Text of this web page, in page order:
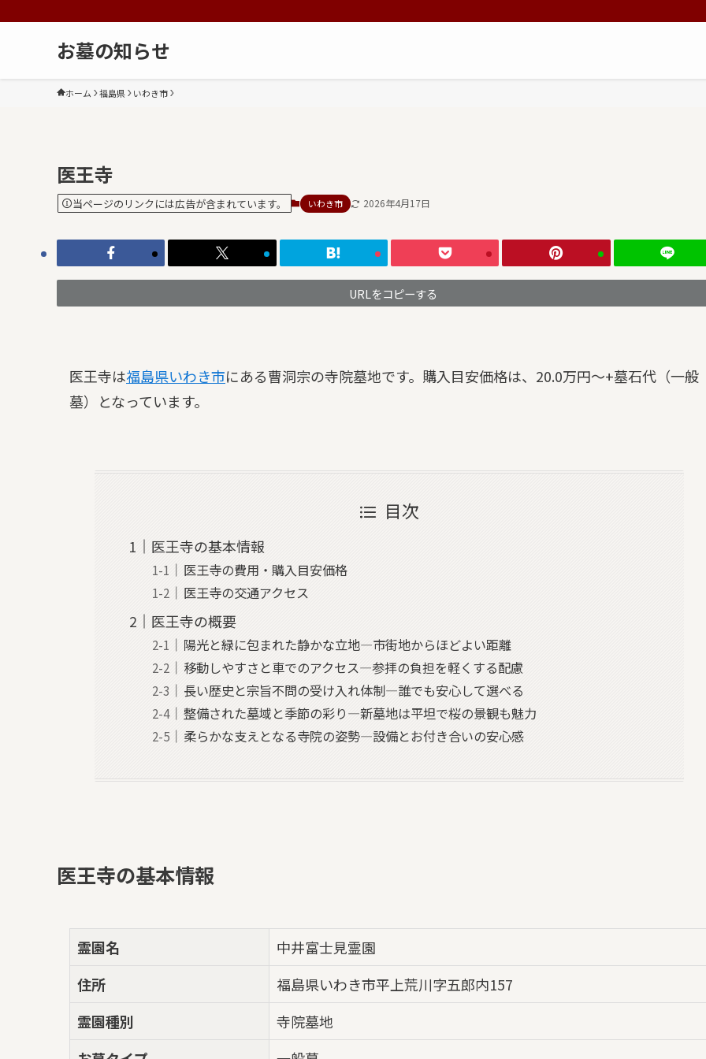
お墓の知らせ
ホーム 福島県 いわき市
医王寺
当ページのリンクには広告が含まれています。 いわき市 2026年4月17日
URLをコピーする
医王寺は福島県いわき市にある曹洞宗の寺院墓地です。購入目安価格は、20.0万円～+墓石代（一般
墓）となっています。
目次
医王寺の基本情報
医王寺の費用・購入目安価格
医王寺の交通アクセス
医王寺の概要
陽光と緑に包まれた静かな立地—市街地からほどよい距離
移動しやすさと車でのアクセス—参拝の負担を軽くする配慮
長い歴史と宗旨不問の受け入れ体制—誰でも安心して選べる
整備された墓域と季節の彩り—新墓地は平坦で桜の景観も魅力
柔らかな支えとなる寺院の姿勢—設備とお付き合いの安心感
医王寺の基本情報
霊園名
中井富士見霊園
住所
福島県いわき市平上荒川字五郎内157
霊園種別
寺院墓地